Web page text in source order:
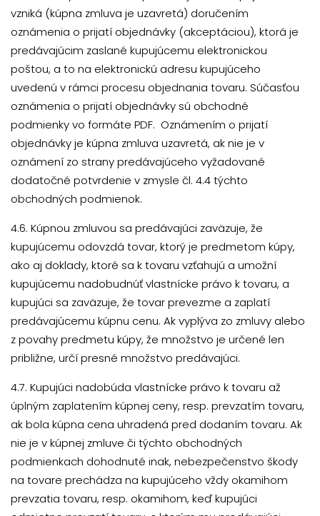
vzniká (kúpna zmluva je uzavretá) doručením
oznámenia o prijatí objednávky (akceptáciou), ktorá je
predávajúcim zaslané kupujúcemu elektronickou
poštou, a to na elektronickú adresu kupujúceho
uvedenú v rámci procesu objednania tovaru. Súčasťou
oznámenia o prijatí objednávky sú obchodné
podmienky vo formáte PDF. Oznámením o prijatí
objednávky je kúpna zmluva uzavretá, ak nie je v
oznámení zo strany predávajúceho vyžadované
dodatočné potvrdenie v zmysle čl. 4.4 týchto
obchodných podmienok.
4.6. Kúpnou zmluvou sa predávajúci zaväzuje, že
kupujúcemu odovzdá tovar, ktorý je predmetom kúpy,
ako aj doklady, ktoré sa k tovaru vzťahujú a umožní
kupujúcemu nadobudnúť vlastnícke právo k tovaru, a
kupujúci sa zaväzuje, že tovar prevezme a zaplatí
predávajúcemu kúpnu cenu. Ak vyplýva zo zmluvy alebo
z povahy predmetu kúpy, že množstvo je určené len
približne, určí presné množstvo predávajúci.
4.7. Kupujúci nadobúda vlastnícke právo k tovaru až
úplným zaplatením kúpnej ceny, resp. prevzatím tovaru,
ak bola kúpna cena uhradená pred dodaním tovaru. Ak
nie je v kúpnej zmluve či týchto obchodných
podmienkach dohodnuté inak, nebezpečenstvo škody
na tovare prechádza na kupujúceho vždy okamihom
prevzatia tovaru, resp. okamihom, keď kupujúci